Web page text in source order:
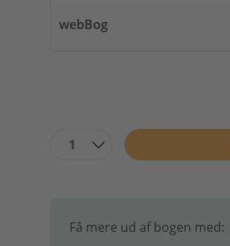
webBog
1
Få mere ud af bogen med: